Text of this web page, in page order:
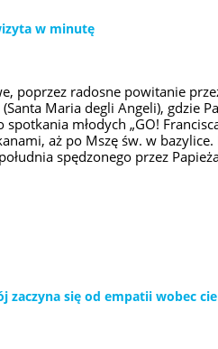
w minutę
poprzez radosne powitanie
Maria degli Angeli), gdzie
młodych „GO!
aż po Mszę św. w
spędzonego przez
zaczyna się od empatii wobec